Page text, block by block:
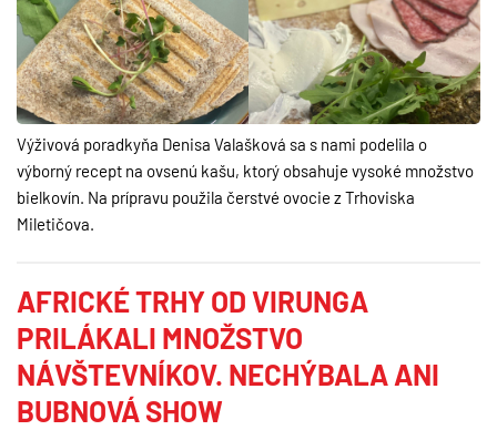
Výživová poradkyňa Denisa Valašková sa s nami podelila o
výborný recept na ovsenú kašu, ktorý obsahuje vysoké množstvo
bielkovín. Na prípravu použila čerstvé ovocie z Trhoviska
Miletičova.
AFRICKÉ TRHY OD VIRUNGA
PRILÁKALI MNOŽSTVO
NÁVŠTEVNÍKOV. NECHÝBALA ANI
BUBNOVÁ SHOW